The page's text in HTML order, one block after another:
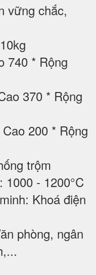
vững chắc,
740 * Rộng
370 * Rộng
200 * Rộng
trộm
1000 - 1200°C
Khoá điện
phòng, ngân